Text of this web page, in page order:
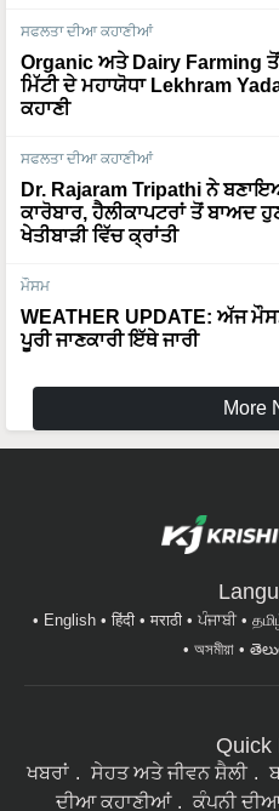
ਸਫਲਤਾ ਦੀਆ ਕਹਾਣੀਆਂ
Organic ਅਤੇ Dairy Farming
ਮਿੱਟੀ ਦੇ ਮਹਾਯੋਧਾ Lekhram
ਕਹਾਣੀ
ਸਫਲਤਾ ਦੀਆ ਕਹਾਣੀਆਂ
Dr. Rajaram Tripathi ਨੇ
ਕਾਰੋਬਾਰ, ਹੈਲੀਕਾਪਟਰਾਂ ਤੋਂ ਬਾਅਦ
ਖੇਤੀਬਾੜੀ ਵਿੱਚ ਕ੍ਰਾਂਤੀ
ਮੌਸਮ
WEATHER UPDATE: ਅੱਜ
ਪੂਰੀ ਜਾਣਕਾਰੀ ਇੱਥੇ ਜਾਰੀ
More
English हिंदी मराठी ਪੰਜਾਬੀ
অসমীয়া
Quick
ਖਬਰਾਂ ਸੇਹਤ ਅਤੇ ਜੀਵਨ ਸ਼ੈਲੀ
ਦੀਆ ਕਹਾਣੀਆਂ
ਕੰਪਨੀ